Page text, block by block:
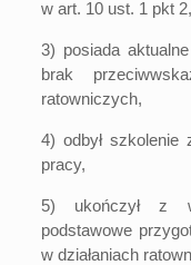
w art. 10 ust. 1 pkt 2,
3) posiada
brak
ratowniczych,
4) odbył szkolenie
pracy,
5) ukończył z
podstawowe
w działaniach